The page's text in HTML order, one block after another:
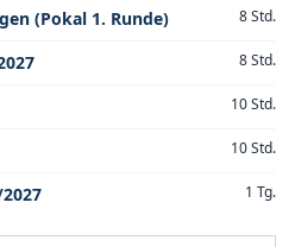
(Pokal 1. Runde) 8 Std.
8 Std.
10 Std.
10 Std.
1 Tg.